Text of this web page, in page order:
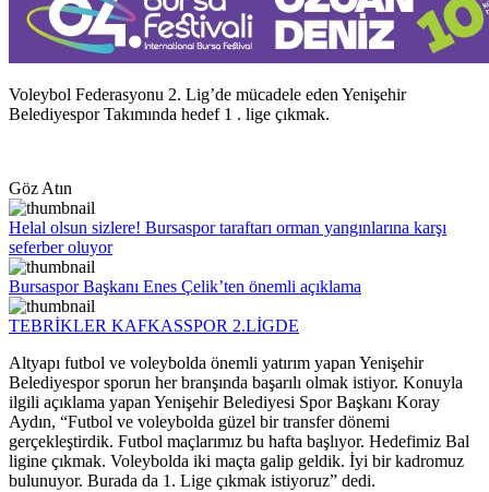
Voleybol Federasyonu 2. Lig’de mücadele eden Yenişehir
Belediyespor Takımında hedef 1 . lige çıkmak.
Göz Atın
Helal olsun sizlere! Bursaspor taraftarı orman yangınlarına karşı
seferber oluyor
Bursaspor Başkanı Enes Çelik’ten önemli açıklama
TEBRİKLER KAFKASSPOR 2.LİGDE
Altyapı futbol ve voleybolda önemli yatırım yapan Yenişehir
Belediyespor sporun her branşında başarılı olmak istiyor. Konuyla
ilgili açıklama yapan Yenişehir Belediyesi Spor Başkanı Koray
Aydın, “Futbol ve voleybolda güzel bir transfer dönemi
gerçekleştirdik. Futbol maçlarımız bu hafta başlıyor. Hedefimiz Bal
ligine çıkmak. Voleybolda iki maçta galip geldik. İyi bir kadromuz
bulunuyor. Burada da 1. Lige çıkmak istiyoruz” dedi.